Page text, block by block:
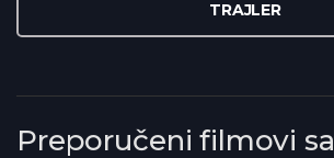
TRAJLER
Preporučeni filmovi sa